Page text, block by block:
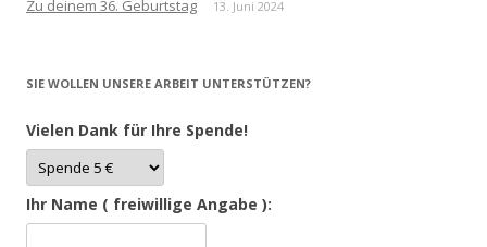
Zu deinem 36. Geburtstag 13. Juni 2024
SIE WOLLEN UNSERE ARBEIT UNTERSTÜTZEN?
Vielen Dank für Ihre Spende!
Ihr Name ( freiwillige Angabe ):